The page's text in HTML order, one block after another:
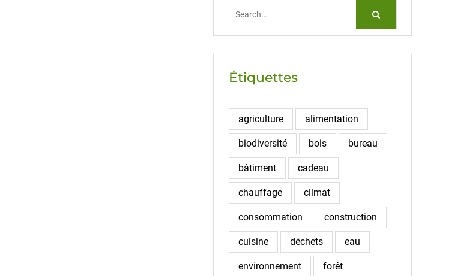
Étiquettes
agriculture alimentation
biodiversité bois bureau
bâtiment cadeau
chauffage climat
consommation construction
cuisine déchets eau
environnement forêt